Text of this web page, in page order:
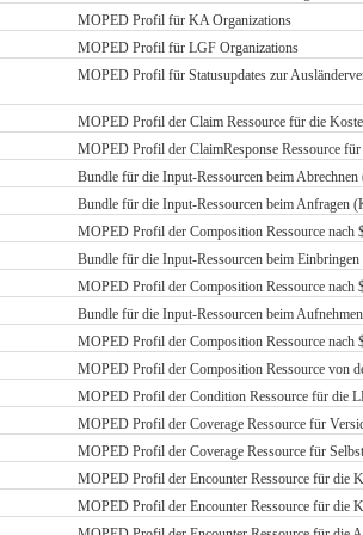
MOPED Profil für KA Organizations
MOPED Profil für LGF Organizations
MOPED Profil für Statusupdates zur
MOPED Profil der Claim Ressource für die
MOPED Profil der ClaimResponse Ressource
Bundle für die Input-Ressourcen beim
Bundle für die Input-Ressourcen beim Anfragen
MOPED Profil der Composition Ressource nach
Bundle für die Input-Ressourcen beim
MOPED Profil der Composition Ressource nach
Bundle für die Input-Ressourcen beim
MOPED Profil der Composition Ressource nach
MOPED Profil der Composition Ressource von
MOPED Profil der Condition Ressource für die
MOPED Profil der Coverage Ressource für
MOPED Profil der Coverage Ressource für
MOPED Profil der Encounter Ressource für die
MOPED Profil der Encounter Ressource für die